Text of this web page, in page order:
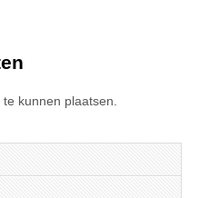
kunnen plaatsen.